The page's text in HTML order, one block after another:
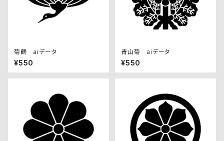
菊鶴 aiデータ
¥550
青山菊 aiデータ
¥550